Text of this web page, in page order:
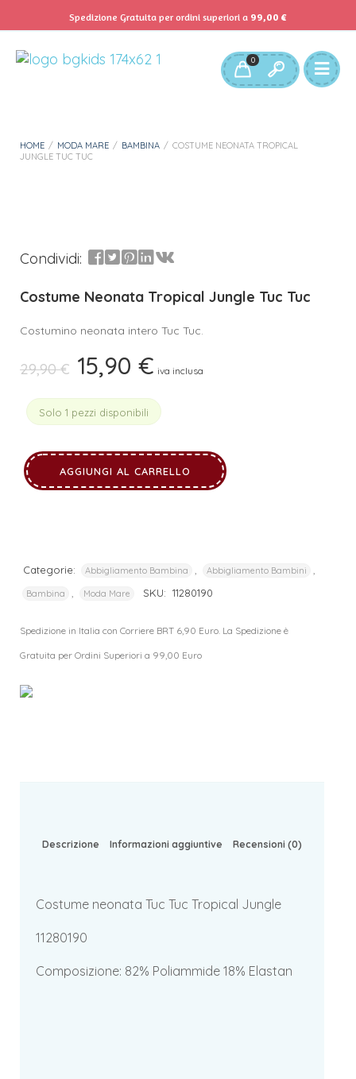
Servizio Clienti: info@bgkids.it +39 345 627 9165
Download APP B&G Kids
0
HOME / MODA MARE / BAMBINA / COSTUME NEONATA TROPICAL
JUNGLE TUC TUC
Condividi:
Costume Neonata Tropical Jungle Tuc Tuc
Costumino neonata intero Tuc Tuc.
29,90€ Il
originale
era:
15,90 €
attuale
è:
iva inclusa
Solo 1 pezzi disponibili
AGGIUNGI AL CARRELLO
Categorie: Abbigliamento Bambina Abbigliamento Bambini
Bambina Moda Mare SKU: 11280190
Spedizione in Italia con Corriere BRT 6,90 Euro. La Spedizione è
Gratuita per Ordini Superiori a 99,00 Euro
Descrizione Informazioni aggiuntive Recensioni (0)
Costume neonata Tuc Tuc Tropical Jungle
11280190
Composizione: 82% Poliammide 18% Elastan
Spedizione Gratuita per ordini superiori a 99,00 €